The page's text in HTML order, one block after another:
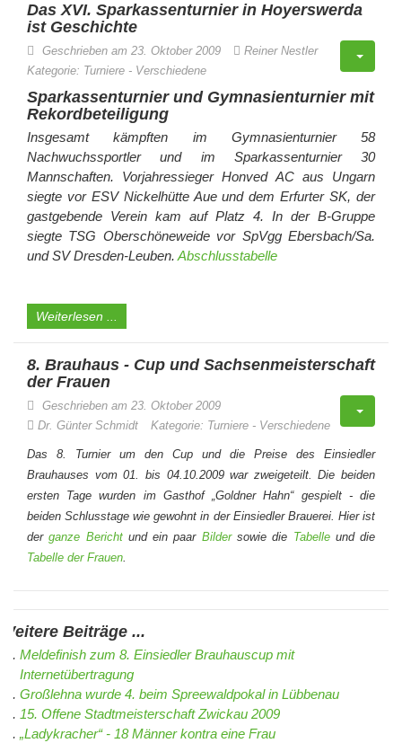
Das XVI. Sparkassenturnier in Hoyerswerda
ist Geschichte
Geschrieben am 23. Oktober 2009
Reiner Nestler
Kategorie: Turniere - Verschiedene
Sparkassenturnier und Gymnasienturnier mit
Rekordbeteiligung
Insgesamt kämpften im Gymnasienturnier 58
Nachwuchssportler und im Sparkassenturnier 30
Mannschaften. Vorjahressieger Honved AC aus Ungarn
siegte vor ESV Nickelhütte Aue und dem Erfurter SK, der
gastgebende Verein kam auf Platz 4. In der B-Gruppe
siegte TSG Oberschöneweide vor SpVgg Ebersbach/Sa.
und SV Dresden-Leuben. Abschlusstabelle
Weiterlesen ...
8. Brauhaus - Cup und Sachsenmeisterschaft
der Frauen
Geschrieben am 23. Oktober 2009
Dr. Günter Schmidt
Kategorie: Turniere - Verschiedene
Das 8. Turnier um den Cup und die Preise des Einsiedler
Brauhauses vom 01. bis 04.10.2009 war zweigeteilt. Die beiden
ersten Tage wurden im Gasthof „Goldner Hahn“ gespielt - die
beiden Schlusstage wie gewohnt in der Einsiedler Brauerei. Hier ist
derganze Bericht und ein paar Bildersowie die Tabelleund die
Tabelle der Frauen.
Weitere Beiträge ...
Meldefinish zum 8. Einsiedler Brauhauscup mit
Internetübertragung
Großlehna wurde 4. beim Spreewaldpokal in Lübbenau
15. Offene Stadtmeisterschaft Zwickau 2009
„Ladykracher“ - 18 Männer kontra eine Frau